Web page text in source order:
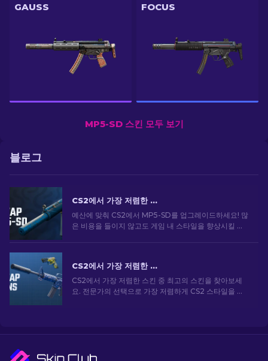
GAUSS FOCUS
MP5-SD 스킨 모두 보기
블로그
CS2에서 가장 저렴한 MP5 스킨 [2026]
예산에 맞춰 CS2에서 MP5-SD를 업그레이드하세요! 많
은 비용을 들이지 않고도 게임 내 스타일을 향상시킬 수
CS2에서 가장 저렴한 스킨 [2026]
CS2에서 가장 저렴한 스킨 중 최고의 스킨을 찾아보세
요. 전문가의 선택으로 가장 저렴하게 CS2 스타일을 업